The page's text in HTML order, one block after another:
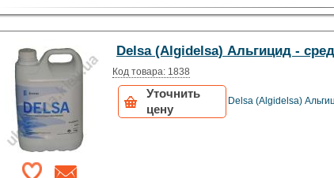
Упаковка:6 кг
Delsa (Algidelsa) Альгицид -
Код товара: 1838
Уточнить
цену
Delsa (Algidelsa)